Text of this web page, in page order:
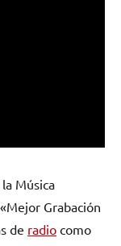
Música
Grabación
de radio como